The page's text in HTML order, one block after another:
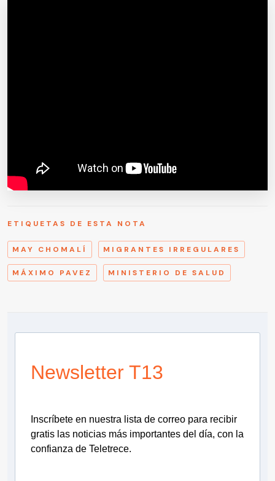
ETIQUETAS DE ESTA NOTA
MAY CHOMALÍ MIGRANTES IRREGULARES
MÁXIMO PAVEZ MINISTERIO DE SALUD
Newsletter T13
Inscríbete en nuestra lista de correo para recibir
gratis las noticias más importantes del día, con la
confianza de Teletrece.